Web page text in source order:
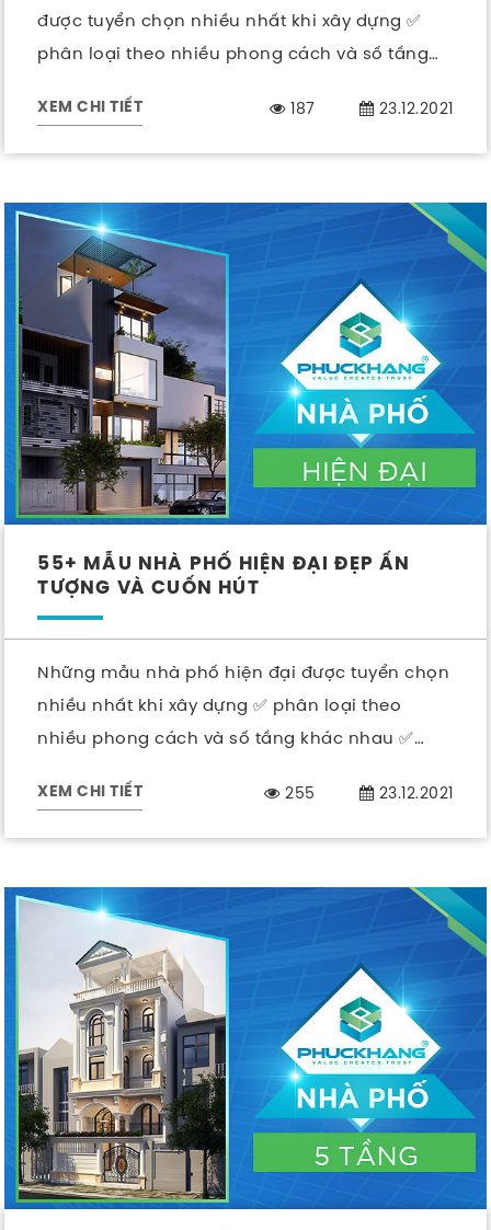
được tuyển chọn nhiều nhất khi xây dựng ✅
phân loại theo nhiều phong cách và số tầng
XEM CHI TIẾT 187 23.12.2021
55+ MẪU NHÀ PHỐ HIỆN ĐẠI ĐẸP ẤN
TƯỢNG VÀ CUỐN HÚT
Những mẫu nhà phố hiện đại được tuyển chọn
nhiều nhất khi xây dựng ✅ phân loại theo
nhiều phong cách và số tầng khác nhau ✅
XEM CHI TIẾT 255 23.12.2021